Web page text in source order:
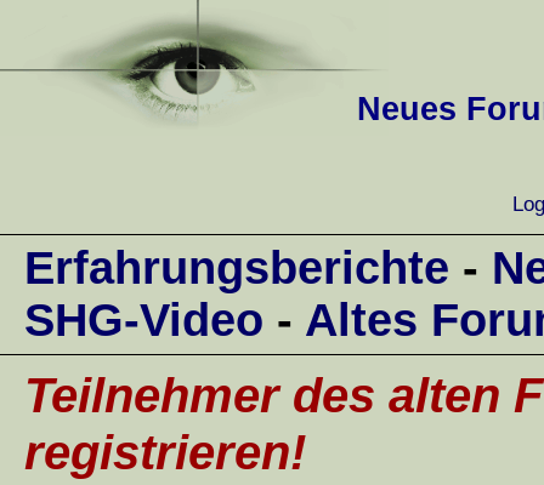
Neues
Erfahrungsberichte -
SHG-Video - Altes
Teilnehmer des alten
registrieren!